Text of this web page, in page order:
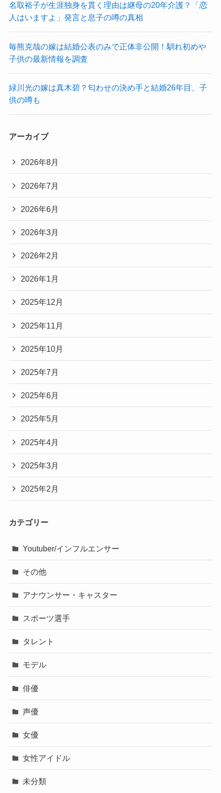
名取裕子が生涯独身を貫く理由は継母の20年介護？「恋
人はいますよ」発言と息子の噂の真相
毎熊克哉の嫁は結婚公表のみで正体非公開！馴れ初めや
子供の最新情報を調査
緑川光の嫁は真木碧？匂わせの決め手と結婚26年目、子
供の噂も
アーカイブ
2026年8月
2026年7月
2026年6月
2026年3月
2026年2月
2026年1月
2025年12月
2025年11月
2025年10月
2025年7月
2025年6月
2025年5月
2025年4月
2025年3月
2025年2月
カテゴリー
Youtuber/インフルエンサー
その他
アナウンサー・キャスター
スポーツ選手
タレント
モデル
俳優
声優
女優
女性アイドル
未分類